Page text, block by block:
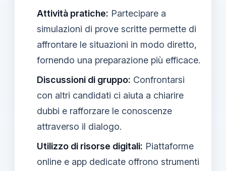
Attività pratiche: Partecipare a
simulazioni di prove scritte permette di
affrontare le situazioni in modo diretto,
fornendo una preparazione più efficace.
Discussioni di gruppo: Confrontarsi
con altri candidati ci aiuta a chiarire
dubbi e rafforzare le conoscenze
attraverso il dialogo.
Utilizzo di risorse digitali: Piattaforme
online e app dedicate offrono strumenti